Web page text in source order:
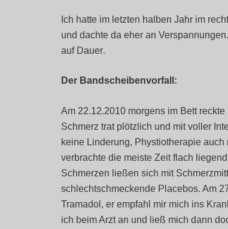
Ich hatte im letzten halben Jahr im
und dachte da eher an
auf Dauer.
Der Bandscheibenvorfall:
Am 22.12.2010 morgens im Bett
Schmerz trat plötzlich und mit voller
keine Linderung, Phystiotherapie
verbrachte die meiste Zeit flach
Schmerzen ließen sich mit
schlechtschmeckende Placebos. Am
Tramadol, er empfahl mir mich ins
ich beim Arzt an und ließ mich dann